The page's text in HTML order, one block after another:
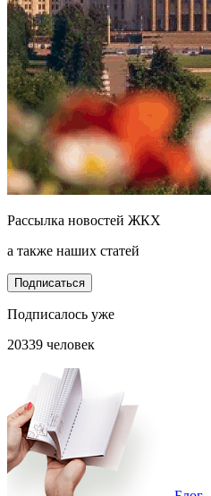
Рассылка новостей ЖКХ
а также наших статей
Подписаться
Подписалось уже
20339 человек